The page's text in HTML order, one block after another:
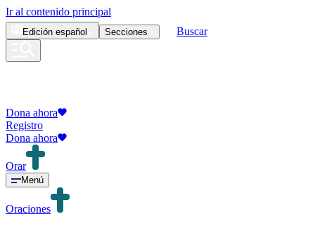
Ir al contenido principal
Edición español Secciones Buscar
Dona ahora
Registro
Dona ahora
Orar
Menú
Oraciones